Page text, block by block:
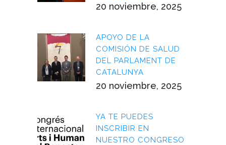
20 noviembre, 2025
APOYO DE LA
COMISIÓN DE SALUD
DEL PARLAMENT DE
CATALUNYA
20 noviembre, 2025
YA TE PUEDES
INSCRIBIR EN
NUESTRO CONGRESO